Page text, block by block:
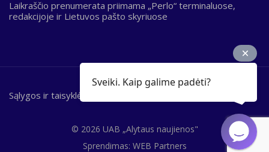
Laikraščio prenumerata priimama „Perlo“ terminaluose,
redakcijoje ir Lietuvos pašto skyriuose
© 2026 UAB „Alytaus naujienos"
Bottom
Sąlygos ir taisyklės
Sprendimas: WEB Partners
Sveiki. Kaip galime padėti?